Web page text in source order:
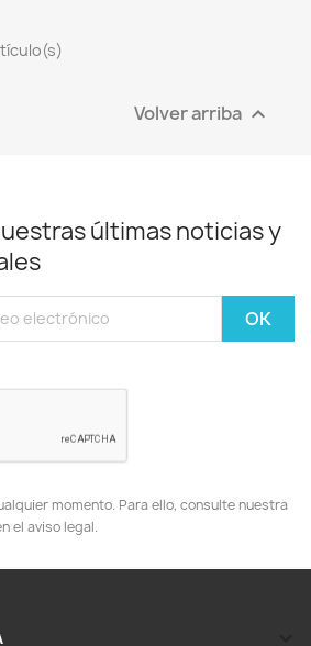
Volver arriba 
últimas noticias y
momento. Para ello, consulte nuestra
el aviso legal.